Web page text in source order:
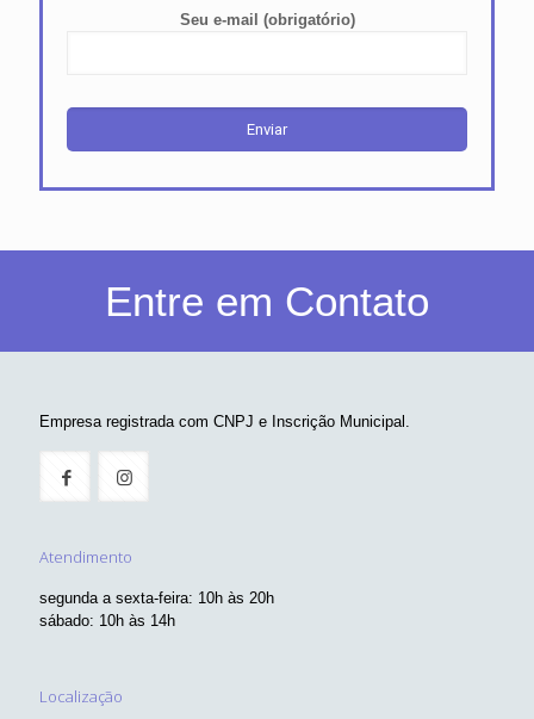
Seu e-mail (obrigatório)
Entre em Contato
Empresa registrada com CNPJ e Inscrição Municipal.
Atendimento
segunda a sexta-feira: 10h às 20h
sábado: 10h às 14h
Localização